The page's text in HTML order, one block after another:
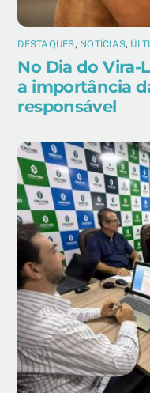
DESTAQUES, NOTÍCIAS,
No Dia do Vira-
a importância
responsável